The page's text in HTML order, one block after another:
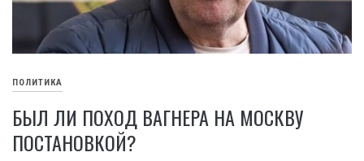
ПОЛИТИКА
БЫЛ ЛИ ПОХОД ВАГНЕРА НА МОСКВУ
ПОСТАНОВКОЙ?